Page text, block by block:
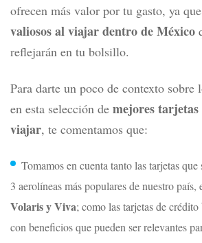
ofrecen más valor por tu gasto, ya
valiosos al viajar dentro de México
reflejarán en tu bolsillo.
Para darte un poco de contexto sobre
en esta selección de mejores
viajar, te comentamos que:
Tomamos en cuenta tanto las tarjetas que
3 aerolíneas más populares de nuestro país,
Volaris y Viva; como las tarjetas de
con beneficios que pueden ser relevantes